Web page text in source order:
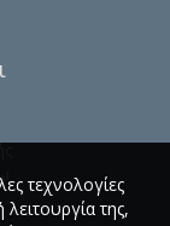
τεχνολογίες
της,